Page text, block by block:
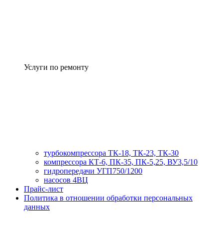
Услуги по ремонту
турбокомпрессора ТК-18, ТК-23, ТК-30
компрессора КТ-6, ПК-35, ПК-5,25, ВУ3,5/10
гидропередачи УГП750/1200
насосов 4ВЦ
Прайс-лист
Политика в отношении обработки персональных
данных